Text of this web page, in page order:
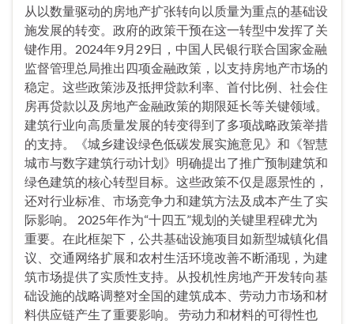
从以数量驱动的房地产扩张转向以质量为重点的基础设
施发展的转变。政府的政策干预在这一转型中发挥了关
键作用。2024年9月29日，中国人民银行联合国家金融
监督管理总局推出四项金融政策，以支持房地产市场的
稳定。这些政策涉及抵押贷款利率、首付比例、社会住
房再贷款以及房地产金融政策的期限延长等关键领域。
建筑行业向高质量发展的转变得到了多项战略政策举措
的支持。《城乡建设绿色低碳发展实施意见》和《智慧
城市与数字建筑行动计划》明确提出了推广预制建筑和
绿色建筑的核心转型目标。这些政策不仅是愿景性的，
还对行业标准、市场竞争力和建筑方法及成本产生了实
际影响。 2025年作为“十四五”规划的关键里程碑尤为
重要。在此框架下，公共基础设施项目如新型城镇化倡
议、交通网络扩展和农村生活环境改善不断涌现，为建
筑市场提供了实质性支持。从投机性房地产开发转向基
础设施的战略调整对全国的建筑成本、劳动力市场和材
料供应链产生了重要影响。 劳动力和材料的可得性也